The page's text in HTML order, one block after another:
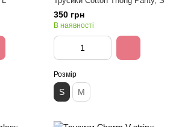
350 грн
В наявності
Розмір
S M